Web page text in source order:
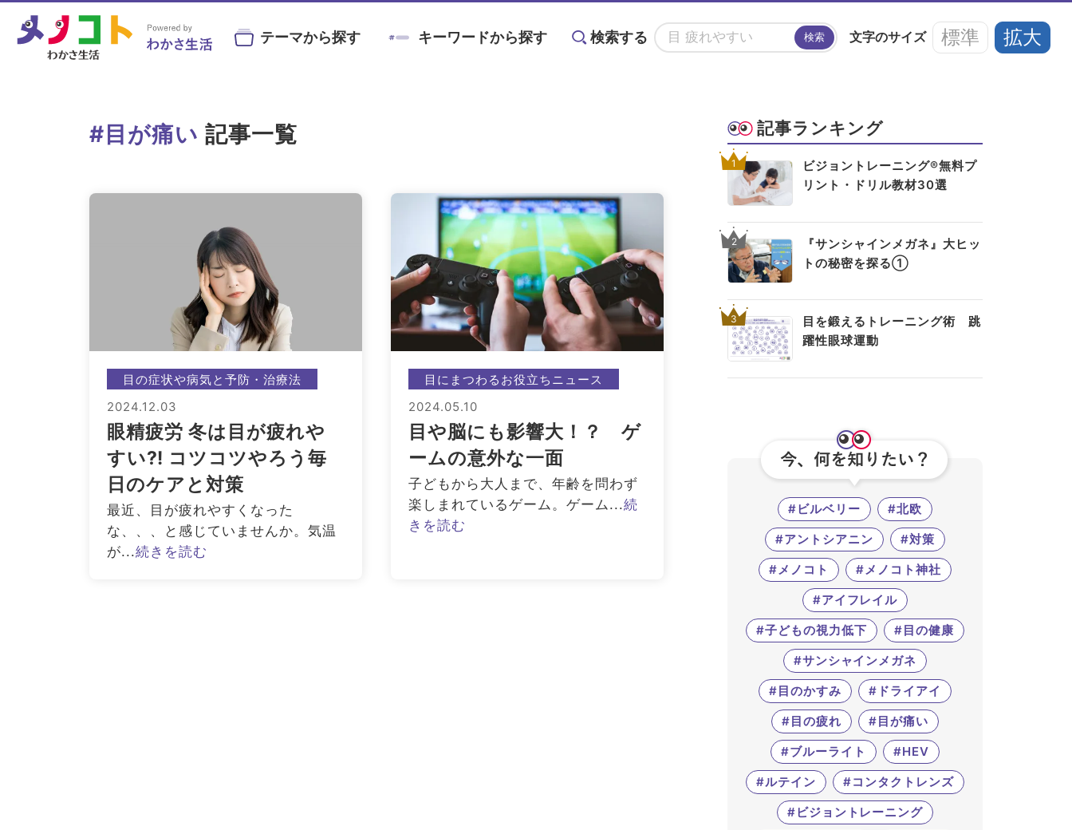
テーマから探す キーワードから探す 検索する 検索 文字のサイズ 標準 拡大
目の症状や病気と
目を鍛える
目に良い食べ物・
栄養素と調理法
目の基礎知識
目のことを楽しく
学ぶイベント情報
アイメイク・
#ビルベリー #北欧 #アントシアニン #アイフレイル #子どもの視力低下
#目が痛い #ブルーライト #HEV #ルテイン
#ビジョントレーニング #こどもの目の日 #メガネ
#ブルーベリーが目に良い理由 #目を鍛える方法
全てのキーワードを見る
#目が痛い 記事一覧
目の症状や病気と予防・治療法
2024.12.03
眼精疲労 冬は目が疲れや
すい⁈ コツコツやろう毎
日のケアと対策
最近、目が疲れやすくなった
な、、、と感じていませんか。気温
が...続きを読む
目にまつわるお役立ちニュース
2024.05.10
目や脳にも影響大！？ ゲ
ームの意外な一面
子どもから大人まで、年齢を問わず
楽しまれているゲーム。ゲーム...続
きを読む
記事ランキング
1
ビジョントレーニング®無料プ
リント・ドリル教材30選
2
『サンシャインメガネ』大ヒッ
トの秘密を探る①
3
目を鍛えるトレーニング術 跳
躍性眼球運動
#ビルベリー
#北欧
#アントシアニン
#対策
#メノコト
#メノコト神社
#アイフレイル
#子どもの視力低下
#目の健康
#サンシャインメガネ
#目のかすみ
#ドライアイ
#目の疲れ
#目が痛い
#ブルーライト
#HEV
#ルテイン
#コンタクトレンズ
#ビジョントレーニング